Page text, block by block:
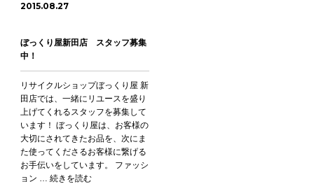
2015.08.27
ぼっくり屋新田店 スタッフ募集
中！
リサイクルショップぼっくり屋 新
田店では、一緒にリユースを盛り
上げてくれるスタッフを募集して
います！ ぼっくり屋は、お客様の
大切にされてきたお品を、次にま
た使ってくださるお客様に繋げる
お手伝いをしています。 ファッシ
ョン … 続きを読む